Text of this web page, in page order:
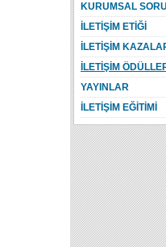
KURUMSAL
İLETİŞİM ETİĞİ
İLETİŞİM
İLETİŞİM
YAYINLAR
İLETİŞİM EĞİTİMİ